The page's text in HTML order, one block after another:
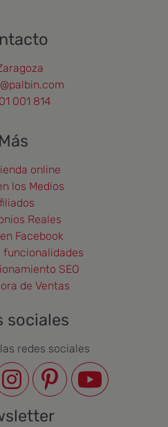
001 814
Más
online
los Medios
Reales
Facebook
funcionalidades
SEO
de Ventas
sociales
redes sociales